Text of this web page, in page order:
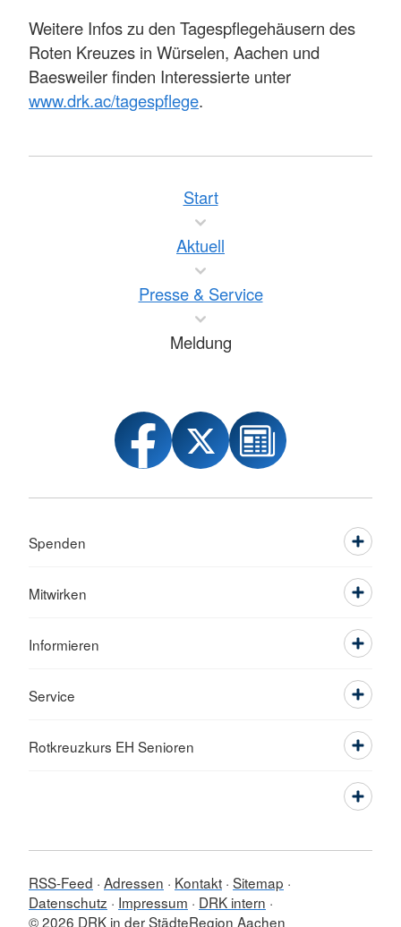
Weitere Infos zu den Tagespflegehäusern des
Roten Kreuzes in Würselen, Aachen und
Baesweiler finden Interessierte unter
www.drk.ac/tagespflege.
Start
Aktuell
Presse & Service
Meldung
Spenden
Mitwirken
Informieren
Service
Rotkreuzkurs EH Senioren
RSS-Feed Adressen Kontakt Sitemap
Datenschutz
Impressum
DRK intern
© 2026 DRK in der StädteRegion Aachen